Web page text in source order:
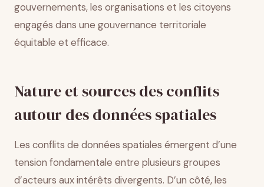
gouvernements, les organisations et les citoyens
engagés dans une gouvernance territoriale
équitable et efficace.
Nature et sources des conflits
autour des données spatiales
Les conflits de données spatiales émergent d’une
tension fondamentale entre plusieurs groupes
d’acteurs aux intérêts divergents. D’un côté, les